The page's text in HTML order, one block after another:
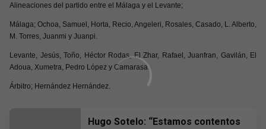
Alineaciones del partido entre el Málaga y el Levante;
Málaga; Ochoa, Samuel, Horta, Recio, Angeleri, Rosales, Casado, L. Alberto,
M. Torres, Juanmi y Juanpi.
Levante, Jesús, Toño, Héctor Rodas, El Zhar, Rafael, Juanfran, Gavilán, El
Adoua, Xumetra, Pedro López y Camarasa.
Árbitro; Hernández Hernández.
Hugo Sotelo: “Estamos contentos